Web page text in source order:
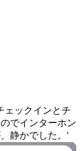
ェックインとチ
でインターホン
静かでした。'